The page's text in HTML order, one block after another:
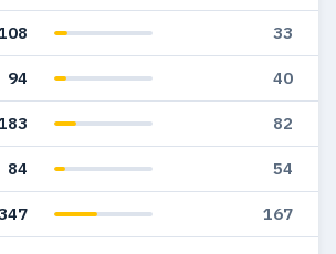
33
94 40
82
84 54
167